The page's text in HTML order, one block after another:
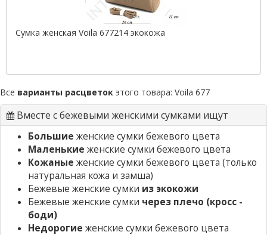
Сумка женская Voila 677214 экокожа
Все варианты расцветок этого товара: Voila 677
Вместе с бежевыми женскими сумками ищут
Большие женские сумки бежевого цвета
Маленькие женские сумки бежевого цвета
Кожаные женские сумки бежевого цвета (только
натуральная кожа и замша)
Бежевые женские сумки из экокожи
Бежевые женские сумки через плечо (кросс -
боди)
Недорогие женские сумки бежевого цвета